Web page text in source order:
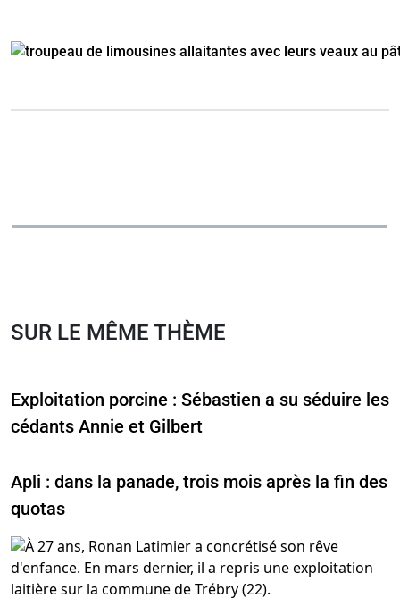
SUR LE MÊME THÈME
Exploitation porcine : Sébastien a su séduire les
cédants Annie et Gilbert
Apli : dans la panade, trois mois après la fin des
quotas